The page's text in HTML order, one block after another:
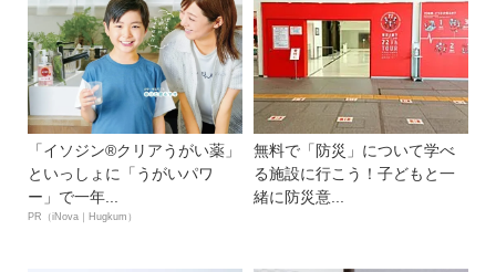
「イソジン®クリアうがい薬」
といっしょに「うがいパワ
ー」で一年...
PR（iNova｜Hugkum）
無料で「防災」について学べ
る施設に行こう！子どもと一
緒に防災意...